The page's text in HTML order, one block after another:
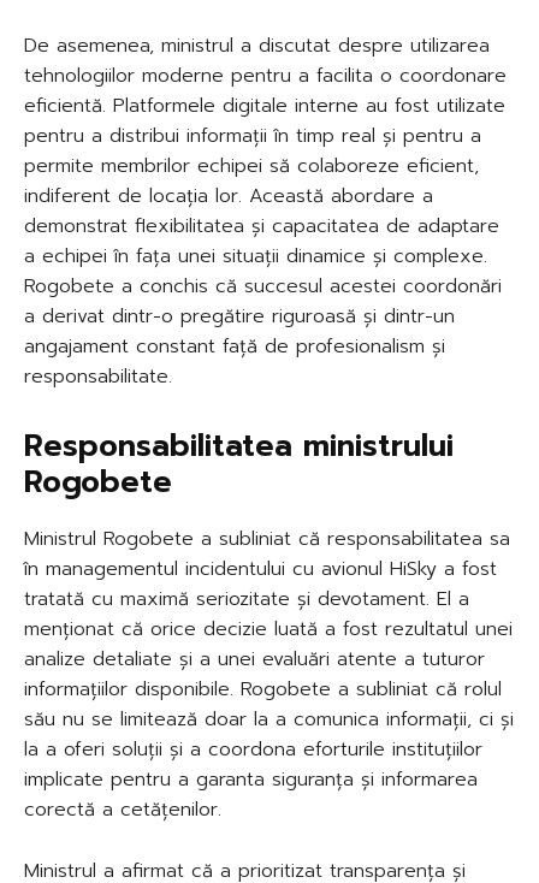
De asemenea, ministrul a discutat despre utilizarea
tehnologiilor moderne pentru a facilita o coordonare
eficientă. Platformele digitale interne au fost utilizate
pentru a distribui informații în timp real și pentru a
permite membrilor echipei să colaboreze eficient,
indiferent de locația lor. Această abordare a
demonstrat flexibilitatea și capacitatea de adaptare
a echipei în fața unei situații dinamice și complexe.
Rogobete a conchis că succesul acestei coordonări
a derivat dintr-o pregătire riguroasă și dintr-un
angajament constant față de profesionalism și
responsabilitate.
Responsabilitatea ministrului
Rogobete
Ministrul Rogobete a subliniat că responsabilitatea sa
în managementul incidentului cu avionul HiSky a fost
tratată cu maximă seriozitate și devotament. El a
menționat că orice decizie luată a fost rezultatul unei
analize detaliate și a unei evaluări atente a tuturor
informațiilor disponibile. Rogobete a subliniat că rolul
său nu se limitează doar la a comunica informații, ci și
la a oferi soluții și a coordona eforturile instituțiilor
implicate pentru a garanta siguranța și informarea
corectă a cetățenilor.
Ministrul a afirmat că a prioritizat transparența și